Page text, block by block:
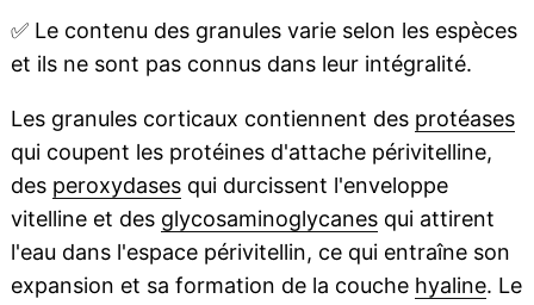
✅Le contenu des granules varie selon les espèces
et ils ne sont pas connus dans leur intégralité.
Les granules corticaux contiennent des protéases
qui coupent les protéines d'attache périvitelline,
des peroxydasesqui durcissent l'enveloppe
vitelline et des glycosaminoglycanesqui attirent
l'eau dans l'espace périvitellin, ce qui entraîne son
expansion et sa formation de la couche hyaline. Le